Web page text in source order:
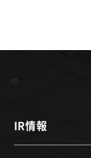
IR情報